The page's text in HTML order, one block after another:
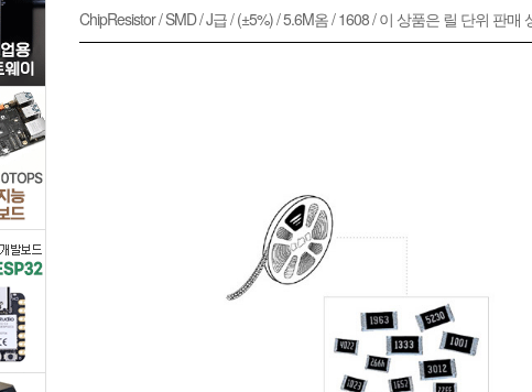
>
(R)
저
항
>
칩
저
항
ChipResistor / SMD / J급 / (±5%) / 5.6M옴 / 1608 / 이 상품은 릴 단위 판매